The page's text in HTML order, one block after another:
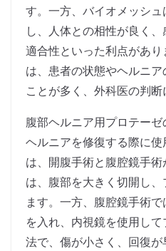
す。一方、バイオメッシ
し、人体との相性が良く
適合性といった利点があ
は、患者の状態やヘルニ
ことが多く、外科医の判断
腹部ヘルニア用プロテー
ヘルニアを修復する際に
は、開腹手術と腹腔鏡手
は、腹部を大きく切開し
ます。一方、腹腔鏡手術
を入れ、内視鏡を使用し
法で、傷が小さく、回復